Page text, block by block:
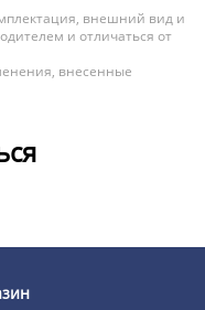
внешний вид и
и отличаться от
внесенные